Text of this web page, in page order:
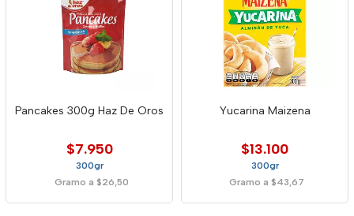
Pancakes 300g Haz De Oros
$7.950
300gr
Gramo a $26,50
Yucarina Maizena
$13.100
300gr
Gramo a $43,67